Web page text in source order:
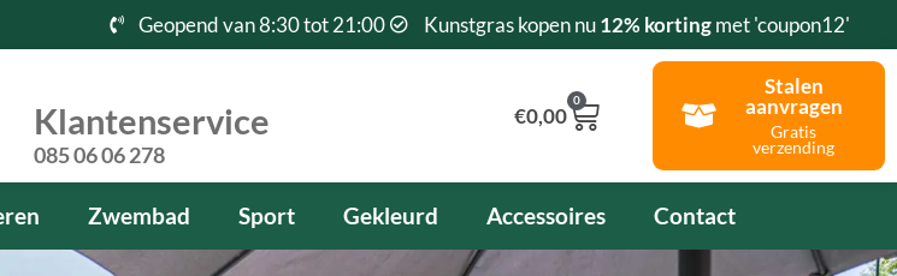
Geopend van 8:30 tot 21:00 Kunstgras kopen nu12% kortingmet 'coupon12'
Klantenservice
085 06 06 278
€0,00
0
Winkelwagen
Stalen
aanvragen
Gratis
verzending
Zwembad Sport Gekleurd Accessoires Contact